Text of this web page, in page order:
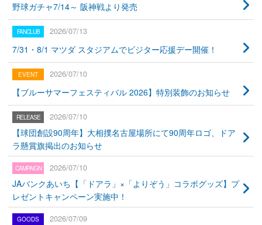
野球ガチャ7/14～ 阪神戦より発売
2026/07/13
7/31・8/1 マツダ スタジアムでビジター応援デー開催！
2026/07/10
【ブルーサマーフェスティバル 2026】特別装飾のお知らせ
2026/07/10
【球団創設90周年】大相撲名古屋場所にて90周年ロゴ、ドア
ラ懸賞旗掲出のお知らせ
2026/07/10
JAバンクあいち【「ドアラ」×「よりぞう」コラボグッズ】プ
レゼントキャンペーン実施中！
2026/07/09